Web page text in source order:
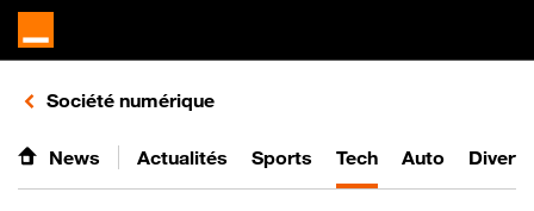
Retours vers le listing d'articles de la catégorie
Société numérique
News Actualités Sports Tech Auto